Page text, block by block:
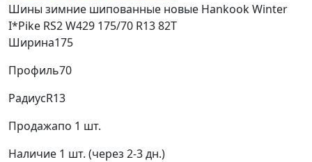
Шины зимние шипованные новые Hankook Winter
I*Pike RS2 W429 175/70 R13 82T
Ширина175
Профиль70
РадиусR13
Продажапо 1 шт.
Наличие 1 шт. (через 2-3 дн.)